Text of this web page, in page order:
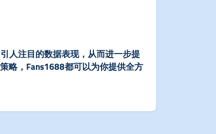
人注目的数据表现，从而进一步提
略，Fans1688都可以为你提供全方